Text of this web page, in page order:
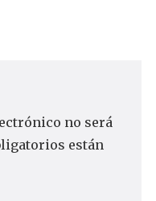
no será
están